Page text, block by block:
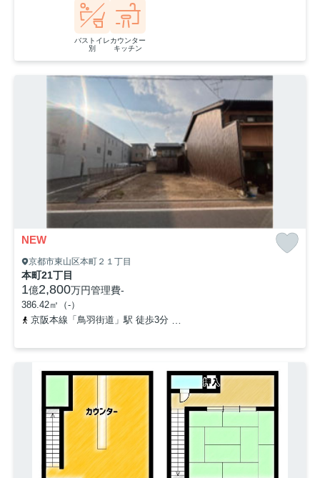
バストイレ
別
カウンター
キッチン
NEW
京都市東山区本町２１丁目
本町21丁目
1億2,800万円管理費-
386.42㎡（-）
京阪本線「鳥羽街道」駅 徒歩3分